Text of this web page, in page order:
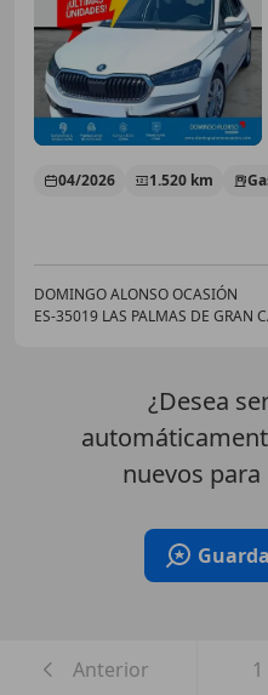
04/2026 1.520 km
DOMINGO ALONSO OCASIÓN
ES-35019 LAS PALMAS DE GRAN
¿Desea
nuevos para
Anterior 1